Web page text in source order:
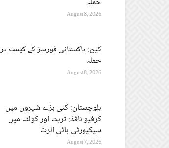
August 8, 2026
کیچ: پاکستانی فورسز کے کیمپ پر
حملہ
August 8, 2026
بلوچستان: کئی بڑے شہروں میں
کرفیو نافذ: تربت اور کوئٹہ میں
سیکیورٹی ہائی الرٹ
August 7, 2026